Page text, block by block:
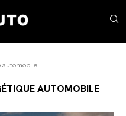
AUTOMOBILE